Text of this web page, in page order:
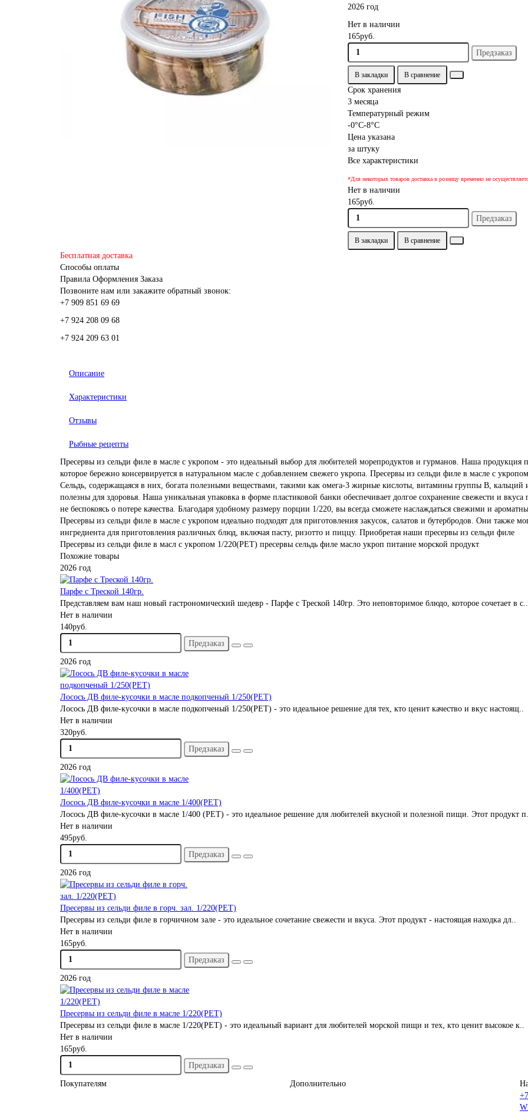
2026 год
Нет в наличии
165руб.
Предзаказ
В закладки В сравнение
Срок хранения
3 месяца
Температурный режим
-0°С-8°С
Цена указана
за штуку
Все характеристики
*Для некоторых товаров доставка в розницу временно не
Нет в наличии
165руб.
Предзаказ
В закладки В сравнение
Бесплатная доставка
Способы оплаты
Правила Оформления Заказа
Позвоните нам или закажите обратный звонок:
+7 909 851 69 69
+7 924 208 09 68
+7 924 209 63 01
Описание
Характеристики
Отзывы
Рыбные рецепты
Пресервы из сельди филе в масле с укропом - это идеальный выбор для любителей морепродуктов и гурманов. Наша продукция
которое бережно консервируется в натуральном масле с добавлением свежего укропа. Пресервы из сельди филе в масле с
Сельдь, содержащаяся в них, богата полезными веществами, такими как омега-3 жирные кислоты, витамины группы В, кальций
полезны для здоровья. Наша уникальная упаковка в форме пластиковой банки обеспечивает долгое сохранение свежести и
не беспокоясь о потере качества. Благодаря удобному размеру порции 1/220, вы всегда сможете наслаждаться свежими и
Пресервы из сельди филе в масле с укропом идеально подходят для приготовления закусок, салатов и бутербродов. Они также
ингредиента для приготовления различных блюд, включая пасту, ризотто и пиццу. Приобретая наши пресервы из сельди филе
Пресервы из сельди филе в масл с укропом 1/220(PET) пресервы сельдь филе масло укроп питание морской продукт
Похожие товары
2026 год
Парфе с Треской 140гр.
Представляем вам наш новый гастрономический шедевр - Парфе с Треской 140гр. Это неповторимое блюдо, которое сочетает в с..
Нет в наличии
140руб.
Предзаказ
2026 год
Лосось ДВ филе-кусочки в масле подкопченый 1/250(PET)
Лосось ДВ филе-кусочки в масле подкопченый 1/250(PET) - это идеальное решение для тех, кто ценит качество и вкус настоящ..
Нет в наличии
320руб.
Предзаказ
2026 год
Лосось ДВ филе-кусочки в масле 1/400(PET)
Лосось ДВ филе-кусочки в масле 1/400 (PET) - это идеальное решение для любителей вкусной и полезной пищи. Этот продукт
Нет в наличии
495руб.
Предзаказ
2026 год
Пресервы из сельди филе в горч. зал. 1/220(PET)
Пресервы из сельди филе в горчичном зале - это идеальное сочетание свежести и вкуса. Этот продукт - настоящая находка дл..
Нет в наличии
165руб.
Предзаказ
2026 год
Пресервы из сельди филе в масле 1/220(PET)
Пресервы из сельди филе в масле 1/220(PET) - это идеальный вариант для любителей морской пищи и тех, кто ценит высокое к..
Нет в наличии
165руб.
Предзаказ
Покупателям Дополнительно